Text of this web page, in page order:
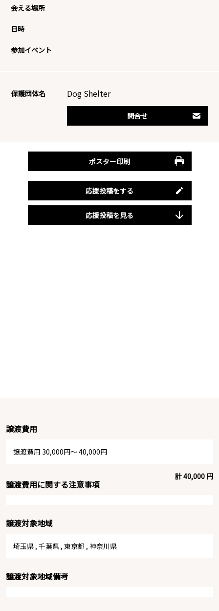
会える場所
日時
参加イベント
保護団体名 Dog Shelter
問合せ
ポスター印刷
応援投稿をする
応援投稿を見る
譲渡費用
譲渡費用 30,000円～ 40,000円
計 40,000 円
譲渡費用に関する注意事項
譲渡対象地域
埼玉県 , 千葉県 , 東京都 , 神奈川県
譲渡対象地域備考